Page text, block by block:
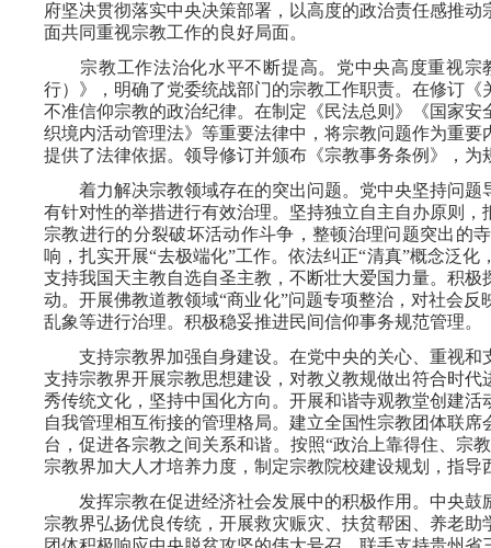
府坚决贯彻落实中央决策部署，以高度的政治责任感推
面共同重视宗教工作的良好局面。
宗教工作法治化水平不断提高。党中央高度重视宗
行）》，明确了党委统战部门的宗教工作职责。在修订
不准信仰宗教的政治纪律。在制定《民法总则》《国家
织境内活动管理法》等重要法律中，将宗教问题作为重
提供了法律依据。领导修订并颁布《宗教事务条例》，
着力解决宗教领域存在的突出问题。党中央坚持问题
有针对性的举措进行有效治理。坚持独立自主自办原则
宗教进行的分裂破坏活动作斗争，整顿治理问题突出的
响，扎实开展“去极端化”工作。依法纠正“清真”概念泛
支持我国天主教自选自圣主教，不断壮大爱国力量。积
动。开展佛教道教领域“商业化”问题专项整治，对社会
乱象等进行治理。积极稳妥推进民间信仰事务规范管理。
支持宗教界加强自身建设。在党中央的关心、重视和
支持宗教界开展宗教思想建设，对教义教规做出符合时
秀传统文化，坚持中国化方向。开展和谐寺观教堂创建
自我管理相互衔接的管理格局。建立全国性宗教团体联
台，促进各宗教之间关系和谐。按照“政治上靠得住、宗
宗教界加大人才培养力度，制定宗教院校建设规划，指
发挥宗教在促进经济社会发展中的积极作用。中央鼓
宗教界弘扬优良传统，开展救灾赈灾、扶贫帮困、养老